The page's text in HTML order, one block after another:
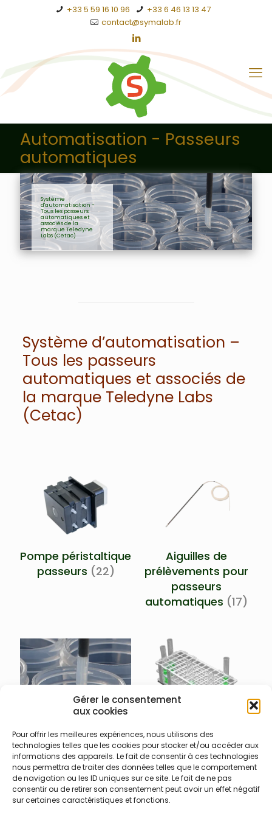
Gérer le consentement
aux cookies
Pour offrir les meilleures expériences, nous utilisons des
technologies telles que les cookies pour stocker et/ou accéder aux
informations des appareils. Le fait de consentir à ces technologies
nous permettra de traiter des données telles que le comportement
de navigation ou les ID uniques sur ce site. Le fait de ne pas
consentir ou de retirer son consentement peut avoir un effet négatif
sur certaines caractéristiques et fonctions.
+33 5 59 16 10 96
+33 6 46 13 13 47
contact@symalab.fr
Automatisation - Passeurs
automatiques
Système
d'automatisation -
Tous les passeurs
automatiques et
associés de la
marque Teledyne
Labs (Cetac)
Système d’automatisation –
Tous les passeurs
automatiques et associés de
la marque Teledyne Labs
(Cetac)
Pompe péristaltique
passeurs (22)
Aiguilles de
prélèvements pour
passeurs
automatiques (17)
Toutes pièces et
consommables
pour passeurs
automatiques(113)
Supports et
portoirs pour
passeurs
automatiques(22)